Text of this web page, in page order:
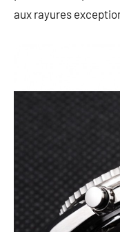
aux rayures